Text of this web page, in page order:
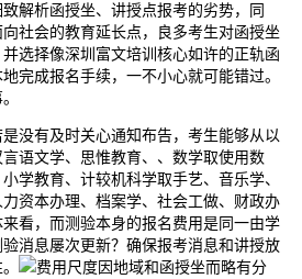
解析函授坐、讲授点报考的劣势，同
社会的教育延长点，良多考生对函授坐
选择像深圳富文培训核心如许的正轨函
完成报名手续，一不小心就可能错过。
有及时关心通知布告，考生能够从以
言语文学、思惟教育、、数学取使用数
学教育、计较机科学取手艺、音乐学、
资本办理、档案学、社会工做、财政办
看，而测验本身的报名费用是同一由学
消息屡次更新？确保报考消息和讲授放
费用尺度因地域和函授坐而略有分